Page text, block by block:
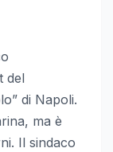
del
di Napoli.
ma è
Il sindaco